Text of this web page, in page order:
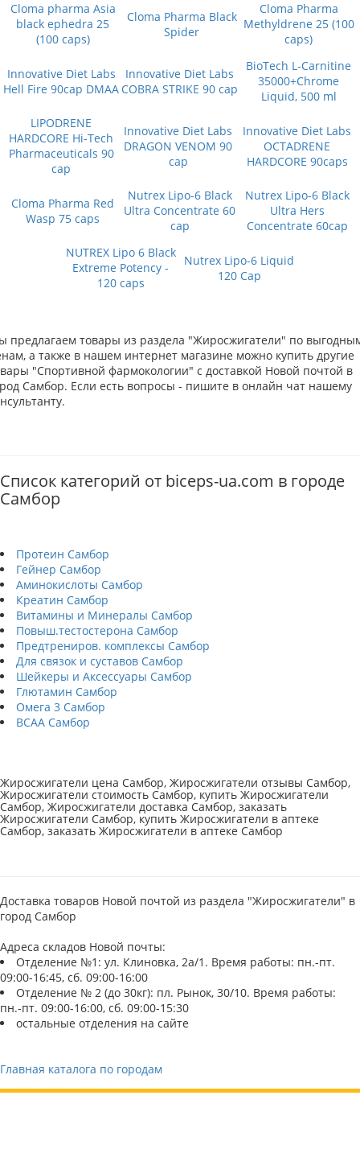
Cloma pharma Asia
black ephedra 25
(100 caps)
Cloma Pharma Black
Spider
Cloma Pharma
Methyldrene 25 (100
caps)
Innovative Diet Labs
Hell Fire 90cap DMAA
Innovative Diet Labs
COBRA STRIKE 90 cap
BioTech L-Carnitine
35000+Chrome
Liquid, 500 ml
LIPODRENE
HARDCORE Hi-Tech
Pharmaceuticals 90
cap
Innovative Diet Labs
DRAGON VENOM 90
cap
Innovative Diet Labs
OCTADRENE
HARDCORE 90caps
Cloma Pharma Red
Wasp 75 caps
Nutrex Lipo-6 Black
Ultra Concentrate 60
cap
Nutrex Lipo-6 Black
Ultra Hers
Concentrate 60cap
NUTREX Lipo 6 Black
Extreme Potency -
120 caps
Nutrex Lipo-6 Liquid
120 Cap
предлагаем товары из раздела "Жиросжигатели" по
а также в нашем интернет магазине можно купить другие
"Спортивной фармокологии" с доставкой Новой почтой в
Самбор. Если есть вопросы - пишите в онлайн чат нашему
Список категорий от biceps-ua.com в городе
Самбор
Протеин Самбор
Гейнер Самбор
Аминокислоты Самбор
Креатин Самбор
Витамины и Минералы Самбор
Повыш.тестостерона Самбор
Предтрениров. комплексы Самбор
Для связок и суставов Самбор
Шейкеры и Аксессуары Самбор
Глютамин Самбор
Омега 3 Самбор
BCAA Самбор
Жиросжигатели цена Самбор, Жиросжигатели отзывы Самбор,
Жиросжигатели стоимость Самбор, купить Жиросжигатели
Самбор, Жиросжигатели доставка Самбор, заказать
Жиросжигатели Самбор, купить Жиросжигатели в аптеке
Самбор, заказать Жиросжигатели в аптеке Самбор
Доставка товаров Новой почтой из раздела "Жиросжигатели" в
город Самбор
Адреса складов Новой почты:
Отделение №1: ул. Клиновка, 2а/1. Время работы: пн.-пт.
09:00-16:45, сб. 09:00-16:00
Отделение № 2 (до 30кг): пл. Рынок, 30/10. Время работы:
пн.-пт. 09:00-16:00, сб. 09:00-15:30
остальные отделения на сайте
Главная каталога по городам